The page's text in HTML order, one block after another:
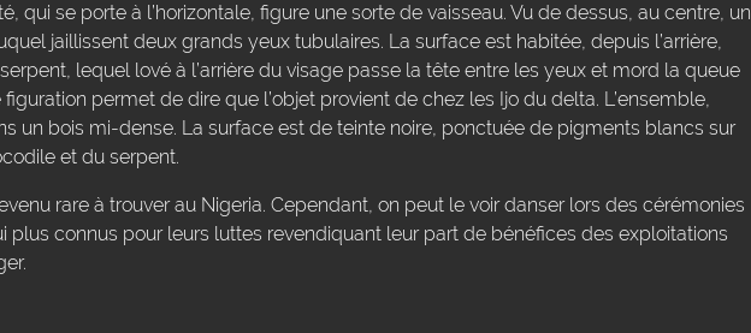
qui se porte à l’horizontale, figure une sorte de vaisseau. Vu de dessus, au centre, un
jaillissent deux grands yeux tubulaires. La surface est habitée, depuis l’arrière,
lequel lové à l’arrière du visage passe la tête entre les yeux et mord la queue
permet de dire que l’objet provient de chez les Ijo du delta. L’ensemble,
un bois mi-dense. La surface est de teinte noire, ponctuée de pigments blancs sur
et du serpent.
rare à trouver au Nigeria. Cependant, on peut le voir danser lors des cérémonies
plus connus pour leurs luttes revendiquant leur part de bénéfices des exploitations